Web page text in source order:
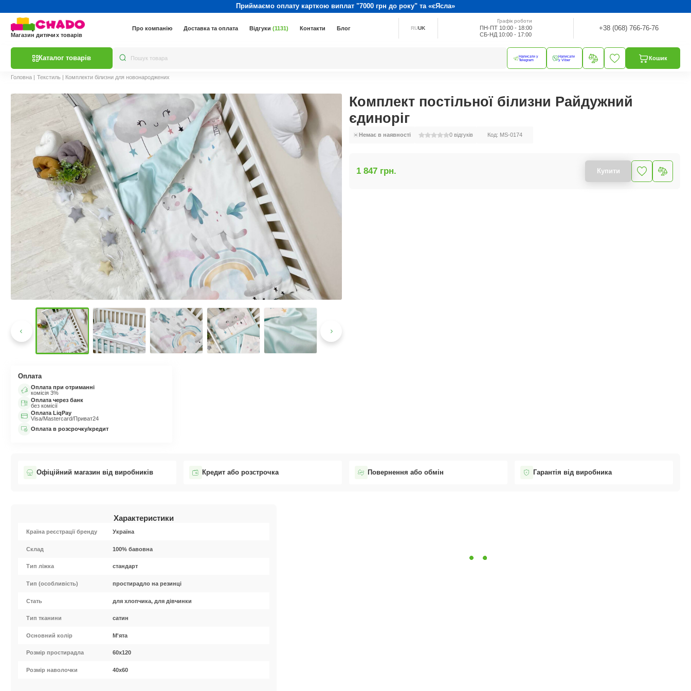
Приймаємо оплату карткою виплат "7000 грн до року" та «єЯсла»
Магазин дитячих товарів
Про компанію Доставка та оплата Відгуки(1131) Контакти Блог RUUK
Графік роботи
ПН-ПТ 10:00 - 18:00
СБ-НД 10:00 - 17:00
+38 (068) 766-76-76
Каталог товарів
Написати у
Telegram
Написати
у Viber
Кошик
Головна | Текстиль | Комплекти білизни для новонароджених
Оплата
Оплата при отриманні
комісія 3%
Оплата через банк
без комісії
Оплата LiqPay
Visa/Mastercard/Приват24
Оплата в розсрочку/кредит
Комплект постільної білизни Райдужний
єдиноріг
Немає в наявності 0 відгуків Код: MS-0174
1 847 грн. Купити
Офіційний магазин від виробників Кредит або розстрочка Повернення або обмін Гарантія від виробника
Характеристики
Країна реєстрації бренду Україна
Cклад 100% бавовна
Тип ліжка стандарт
Тип (особливість) простирадло на резинці
Стать для хлопчика, для дівчинки
Тип тканини сатин
Основний колір М'ята
Розмір простирадла 60х120
Розмір наволочки 40х60